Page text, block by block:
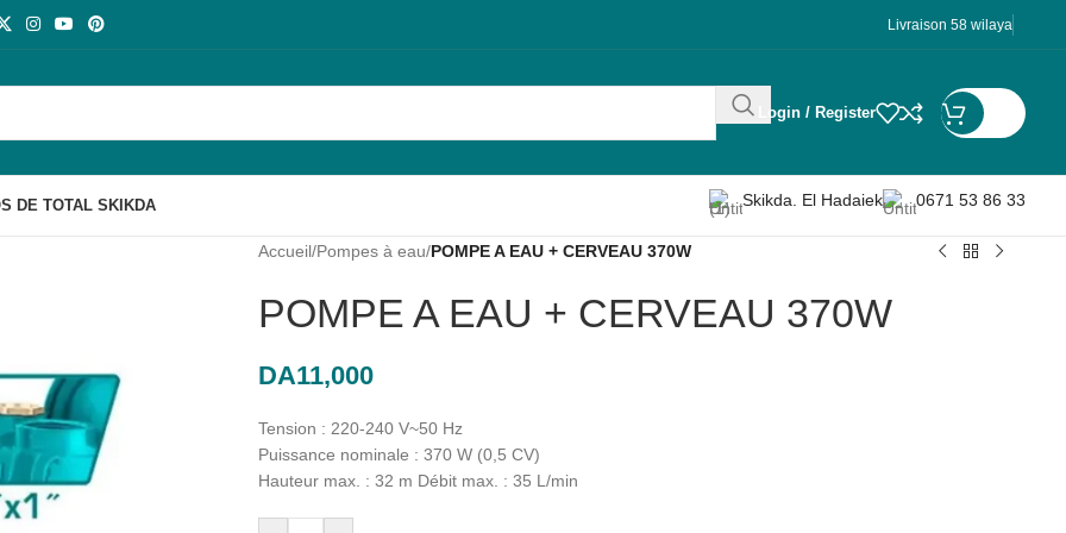
Livraison 58 wilaya
Login / Register
DE TOTAL SKIKDA Skikda. El Hadaiek 0671 53 86 33
Accueil/Pompes à eau/POMPE A EAU + CERVEAU 370W
POMPE A EAU + CERVEAU 370W
DA11,000
Tension : 220-240 V~50 Hz
Puissance nominale : 370 W (0,5 CV)
Hauteur max. : 32 m Débit max. : 35 L/min